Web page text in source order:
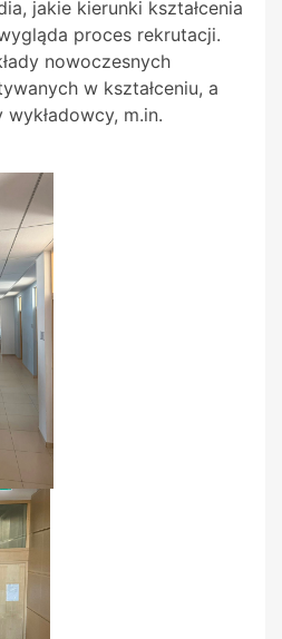
jakie kierunki kształcenia
proces rekrutacji.
nowoczesnych
w kształceniu, a
m.in.